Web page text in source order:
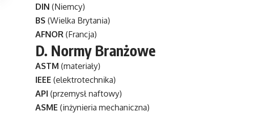
DIN (Niemcy)
BS (Wielka Brytania)
AFNOR(Francja)
D. Normy Branżowe
ASTM (materiały)
IEEE (elektrotechnika)
API (przemysł naftowy)
ASME (inżynieria mechaniczna)